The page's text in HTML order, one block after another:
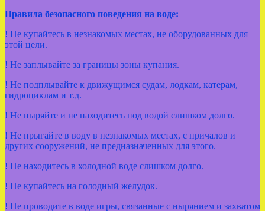
Правила безопасного поведения на воде:
! Не купайтесь в незнакомых местах, не оборудованных для
этой цели.
! Не заплывайте за границы зоны купания.
! Не подплывайте к движущимся судам, лодкам, катерам,
гидроциклам и т.д.
! Не ныряйте и не находитесь под водой слишком долго.
! Не прыгайте в воду в незнакомых местах, с причалов и
других сооружений, не предназначенных для этого.
! Не находитесь в холодной воде слишком долго.
! Не купайтесь на голодный желудок.
! Не проводите в воде игры, связанные с нырянием и захватом